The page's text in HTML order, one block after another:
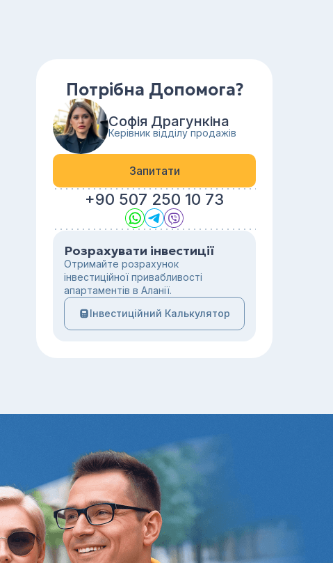
Потрібна Допомога?
Софія Драгункіна
Керівник відділу продажів
Запитати
+90 507 250 10 73
Розрахувати інвестиції
Отримайте розрахунок
інвестиційної привабливості
апартаментів в Аланії.
Інвестиційний Калькулятор